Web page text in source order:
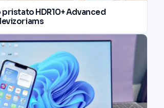
HDR10+ Advanced